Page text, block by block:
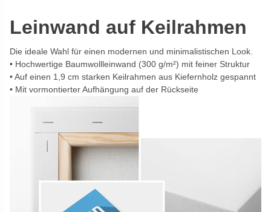
Leinwand auf Keilrahmen
Die ideale Wahl für einen modernen und minimalistischen Look.
Hochwertige Baumwollleinwand (300 g/m²) mit feiner Struktur
Auf einen 1,9 cm starken Keilrahmen aus Kiefernholz gespannt
Mit vormontierter Aufhängung auf der Rückseite